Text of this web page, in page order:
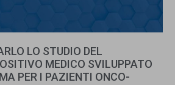
LO STUDIO DEL
MEDICO SVILUPPATO
PER I PAZIENTI ONCO-